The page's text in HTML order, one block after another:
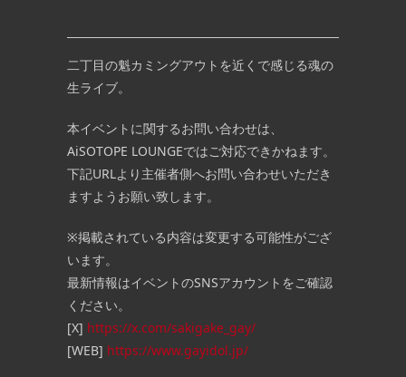
二丁目の魁カミングアウトを近くで感じる魂の
生ライブ。
本イベントに関するお問い合わせは、
AiSOTOPE LOUNGEではご対応できかねます。
下記URLより主催者側へお問い合わせいただき
ますようお願い致します。
※掲載されている内容は変更する可能性がござ
います。
最新情報はイベントのSNSアカウントをご確認
ください。
[X] https://x.com/sakigake_gay/
[WEB] https://www.gayidol.jp/